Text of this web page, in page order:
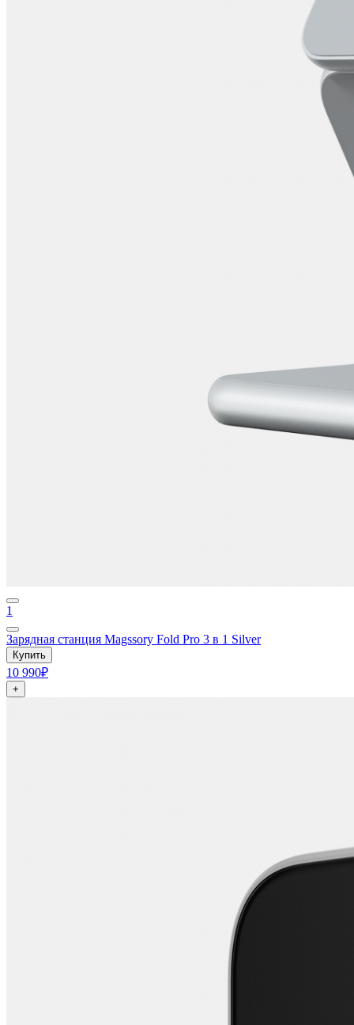
1
Зарядная станция Magssory Fold Pro 3 в 1 Silver
Купить
10 990₽
+